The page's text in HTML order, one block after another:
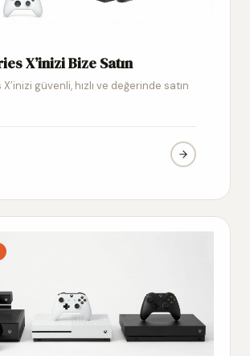
X’inizi Bize Satın
güvenli, hızlı ve değerinde satın